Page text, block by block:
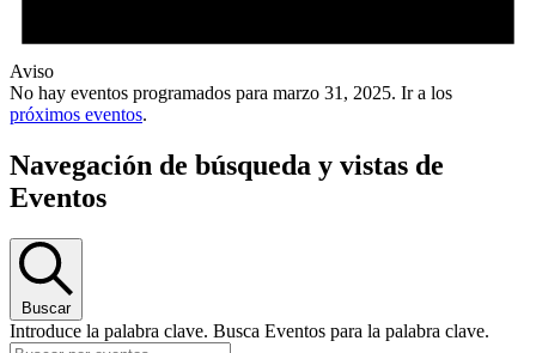
Aviso
No hay eventos programados para marzo 31, 2025. Ir a los
próximos eventos.
Navegación de búsqueda y vistas de
Eventos
Buscar
Introduce la palabra clave. Busca Eventos para la palabra clave.